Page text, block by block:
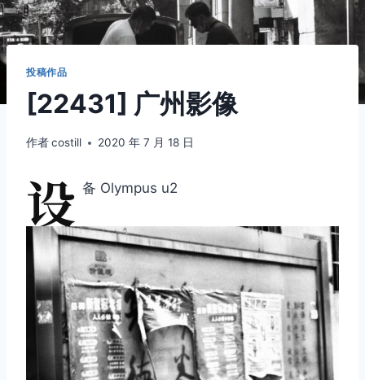
投稿作品
[22431] 广州影像
作者costill 2020 年 7 月 18 日
设 备 Olympus u2